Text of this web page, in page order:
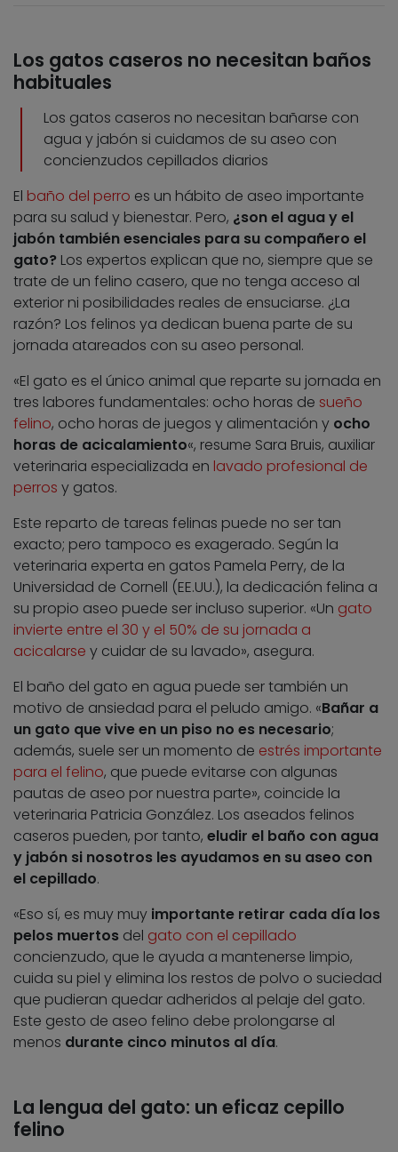
Los gatos caseros no necesitan baños
habituales
Los gatos caseros no necesitan bañarse con
agua y jabón si cuidamos de su aseo con
concienzudos cepillados diarios
El baño del perro es un hábito de aseo importante
para su salud y bienestar. Pero, ¿son el agua y el
jabón también esenciales para su compañero el
gato? Los expertos explican que no, siempre que se
trate de un felino casero, que no tenga acceso al
exterior ni posibilidades reales de ensuciarse. ¿La
razón? Los felinos ya dedican buena parte de su
jornada atareados con su aseo personal.
«El gato es el único animal que reparte su jornada en
tres labores fundamentales: ocho horas de sueño
felino, ocho horas de juegos y alimentación y ocho
horas de acicalamiento«, resume Sara Bruis, auxiliar
veterinaria especializada en lavado profesional de
perros y gatos.
Este reparto de tareas felinas puede no ser tan
exacto; pero tampoco es exagerado. Según la
veterinaria experta en gatos Pamela Perry, de la
Universidad de Cornell (EE.UU.), la dedicación felina a
su propio aseo puede ser incluso superior. «Un gato
invierte entre el 30 y el 50% de su jornada a
acicalarse y cuidar de su lavado», asegura.
El baño del gato en agua puede ser también un
motivo de ansiedad para el peludo amigo. «Bañar a
un gato que vive en un piso no es necesario;
además, suele ser un momento de estrés importante
para el felino, que puede evitarse con algunas
pautas de aseo por nuestra parte», coincide la
veterinaria Patricia González. Los aseados felinos
caseros pueden, por tanto, eludir el baño con agua
y jabón si nosotros les ayudamos en su aseo con
el cepillado.
«Eso sí, es muy muy importante retirar cada día los
pelos muertos del gato con el cepillado
concienzudo, que le ayuda a mantenerse limpio,
cuida su piel y elimina los restos de polvo o suciedad
que pudieran quedar adheridos al pelaje del gato.
Este gesto de aseo felino debe prolongarse al
menos durante cinco minutos al día.
La lengua del gato: un eficaz cepillo
felino